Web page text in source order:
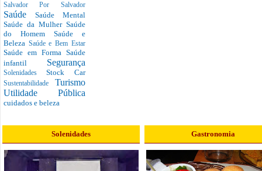
Salvador Por Salvador
Saúde Saúde Mental
Saúde da Mulher Saúde
do Homem Saúde e
Beleza Saúde e Bem Estar
Saúde em Forma Saúde
infantil Segurança
SolenidadesStock Car
Sustentabilidade Turismo
Utilidade Pública
cuidados e beleza
Solenidades Gastronomia